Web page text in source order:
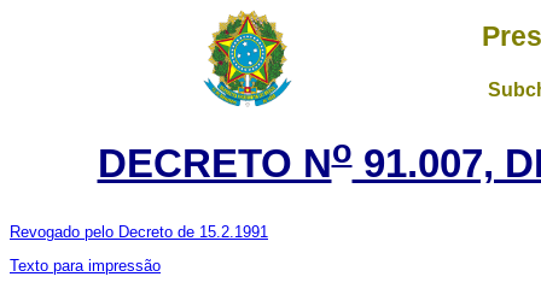
DECRETO No91.007,
Revogado pelo Decreto de 15.2.1991
Texto para impressão